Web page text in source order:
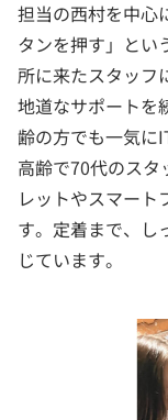
担当の西村を中心
タンを押す」とい
所に来たスタッフ
地道なサポートを
齢の方でも一気に
高齢で70代のス
レットやスマート
す。定着まで、し
じています。